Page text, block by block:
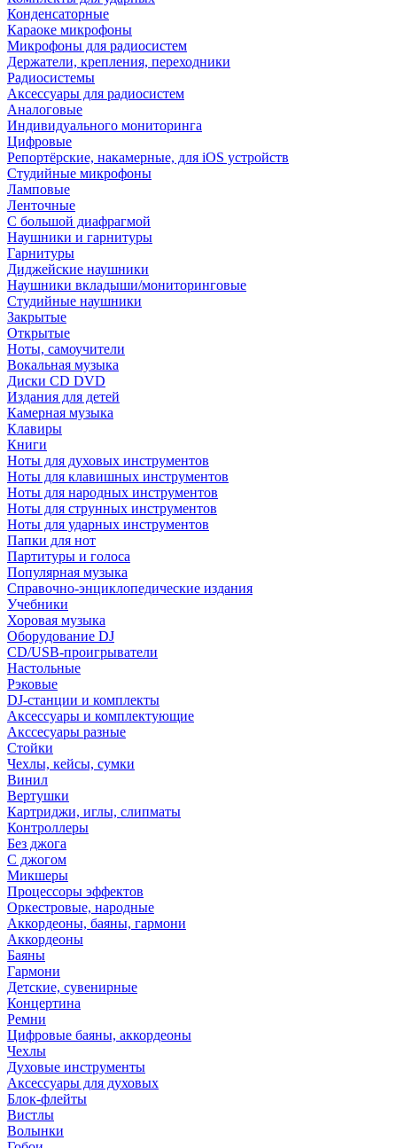
Конденсаторные
Караоке микрофоны
Микрофоны для радиосистем
Держатели, крепления, переходники
Радиосистемы
Аксессуары для радиосистем
Аналоговые
Индивидуального мониторинга
Цифровые
Репортёрские, накамерные, для iOS устройств
Студийные микрофоны
Ламповые
Ленточные
С большой диафрагмой
Наушники и гарнитуры
Гарнитуры
Диджейские наушники
Наушники вкладыши/мониторинговые
Студийные наушники
Закрытые
Открытые
Ноты, самоучители
Вокальная музыка
Диски CD DVD
Издания для детей
Камерная музыка
Клавиры
Книги
Ноты для духовых инструментов
Ноты для клавишных инструментов
Ноты для народных инструментов
Ноты для струнных инструментов
Ноты для ударных инструментов
Папки для нот
Партитуры и голоса
Популярная музыка
Справочно-энциклопедические издания
Учебники
Хоровая музыка
Оборудование DJ
CD/USB-проигрыватели
Настольные
Рэковые
DJ-станции и комплекты
Аксессуары и комплектующие
Акссесуары разные
Стойки
Чехлы, кейсы, сумки
Винил
Вертушки
Картриджи, иглы, слипматы
Контроллеры
Без джога
С джогом
Микшеры
Процессоры эффектов
Оркестровые, народные
Аккордеоны, баяны, гармони
Аккордеоны
Баяны
Гармони
Детские, сувенирные
Концертина
Ремни
Цифровые баяны, аккордеоны
Чехлы
Духовые инструменты
Аксессуары для духовых
Блок-флейты
Вистлы
Волынки